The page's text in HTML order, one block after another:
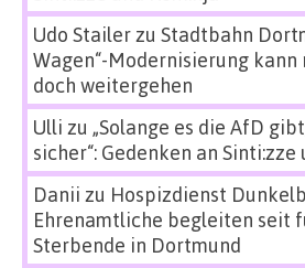
Udo Stailerzu Stadtbahn
Wagen“-Modernisierung kann
doch weitergehen
Ulli zu „Solange es die AfD
sicher“: Gedenken an Sinti:zze
Danii zu Hospizdienst
Ehrenamtliche begleiten seit
Sterbende in Dortmund